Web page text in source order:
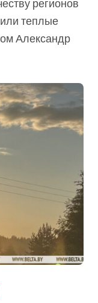
теплые
Александр